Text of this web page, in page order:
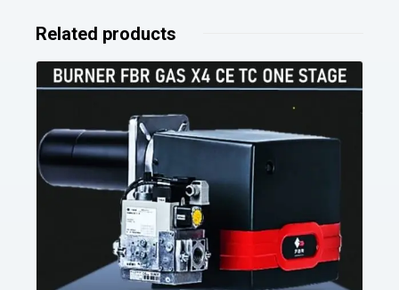
Related products
Details